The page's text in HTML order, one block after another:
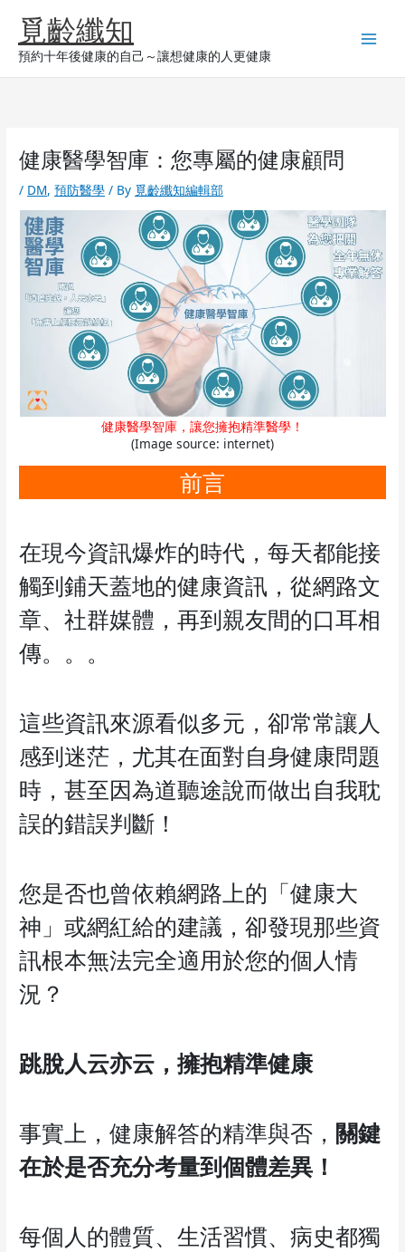
content覓齡纖知
預約十年後健康的自己～讓想健康的人更健康
健康醫學智庫：您專屬的健康顧問
/ DM,預防醫學 / By 覓齡纖知編輯部
健康醫學智庫，讓您擁抱精準醫學！
(Image source: internet)
前言
在現今資訊爆炸的時代，每天都能接
觸到鋪天蓋地的健康資訊，從網路文
章、社群媒體，再到親友間的口耳相
傳。。。
這些資訊來源看似多元，卻常常讓人
感到迷茫，尤其在面對自身健康問題
時，甚至因為道聽途說而做出自我耽
誤的錯誤判斷！
您是否也曾依賴網路上的「健康大
神」或網紅給的建議，卻發現那些資
訊根本無法完全適用於您的個人情
況？
跳脫人云亦云，擁抱精準健康
事實上，健康解答的精準與否， 關鍵
在於是否充分考量到個體差異！
每個人的體質、生活習慣、病史都獨